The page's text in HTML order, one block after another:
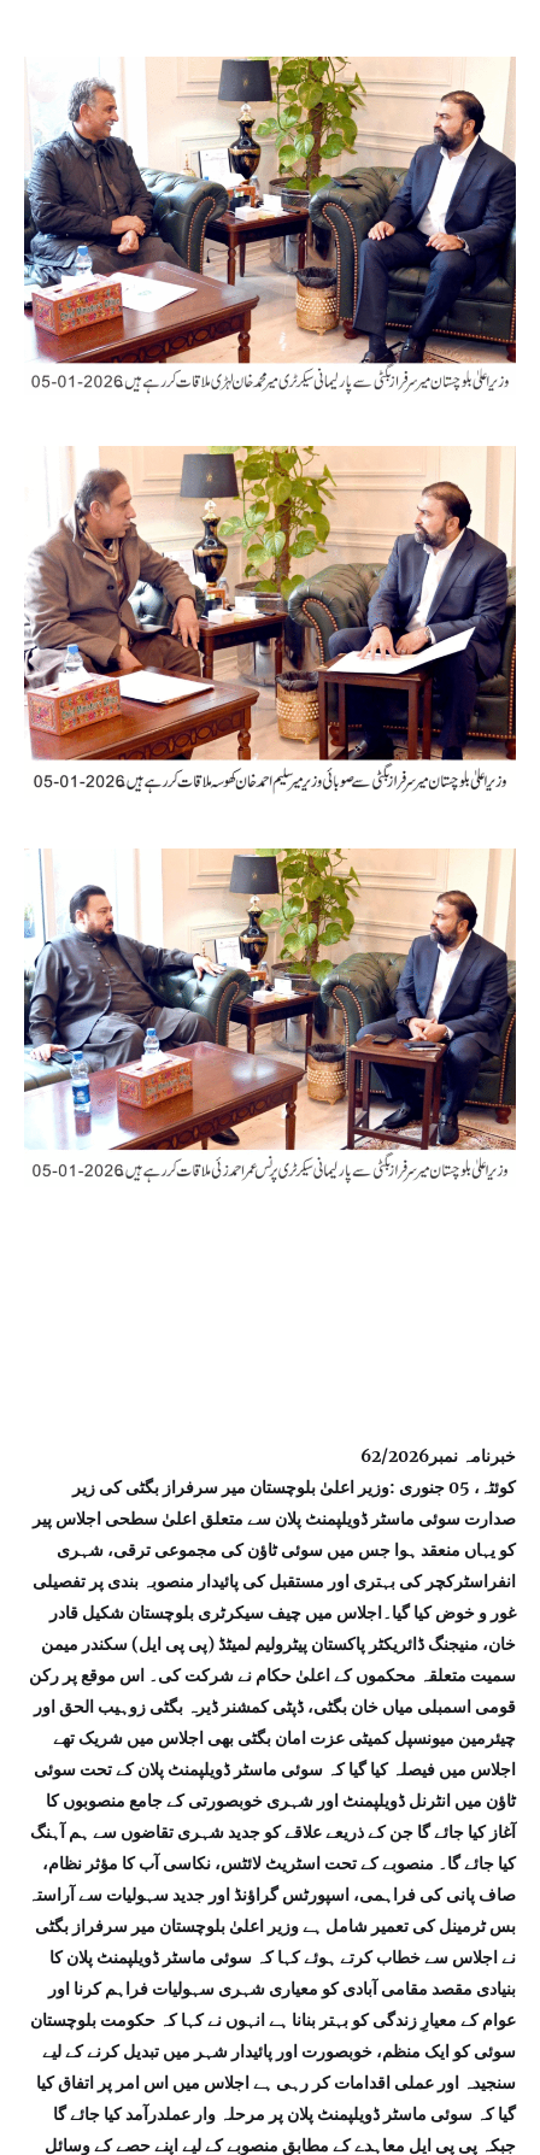
خبرنامہ نمبر62/2026
کوئٹہ، 05 جنوری :وزیر اعلیٰ بلوچستان میر سرفراز بگٹی کی زیر
صدارت سوئی ماسٹر ڈویلپمنٹ پلان سے متعلق اعلیٰ سطحی اجلاس پیر
کو یہاں منعقد ہوا جس میں سوئی ٹاؤن کی مجموعی ترقی، شہری
انفراسٹرکچر کی بہتری اور مستقبل کی پائیدار منصوبہ بندی پر تفصیلی
غور و خوض کیا گیا۔اجلاس میں چیف سیکرٹری بلوچستان شکیل قادر
خان، منیجنگ ڈائریکٹر پاکستان پیٹرولیم لمیٹڈ (پی پی ایل) سکندر میمن
سمیت متعلقہ محکموں کے اعلیٰ حکام نے شرکت کی۔ اس موقع پر رکن
قومی اسمبلی میاں خان بگٹی، ڈپٹی کمشنر ڈیرہ بگٹی زوہیب الحق اور
چیئرمین میونسپل کمیٹی عزت امان بگٹی بھی اجلاس میں شریک تھے
اجلاس میں فیصلہ کیا گیا کہ سوئی ماسٹر ڈویلپمنٹ پلان کے تحت سوئی
ٹاؤن میں انٹرنل ڈویلپمنٹ اور شہری خوبصورتی کے جامع منصوبوں کا
آغاز کیا جائے گا جن کے ذریعے علاقے کو جدید شہری تقاضوں سے ہم آہنگ
کیا جائے گا۔ منصوبے کے تحت اسٹریٹ لائٹس، نکاسی آب کا مؤثر نظام،
صاف پانی کی فراہمی، اسپورٹس گراؤنڈ اور جدید سہولیات سے آراستہ
بس ٹرمینل کی تعمیر شامل ہے وزیر اعلیٰ بلوچستان میر سرفراز بگٹی
نے اجلاس سے خطاب کرتے ہوئے کہا کہ سوئی ماسٹر ڈویلپمنٹ پلان کا
بنیادی مقصد مقامی آبادی کو معیاری شہری سہولیات فراہم کرنا اور
عوام کے معیارِ زندگی کو بہتر بنانا ہے انہوں نے کہا کہ حکومت بلوچستان
سوئی کو ایک منظم، خوبصورت اور پائیدار شہر میں تبدیل کرنے کے لیے
سنجیدہ اور عملی اقدامات کر رہی ہے اجلاس میں اس امر پر اتفاق کیا
گیا کہ سوئی ماسٹر ڈویلپمنٹ پلان پر مرحلہ وار عملدرآمد کیا جائے گا
جبکہ پی پی ایل معاہدے کے مطابق منصوبے کے لیے اپنے حصے کے وسائل